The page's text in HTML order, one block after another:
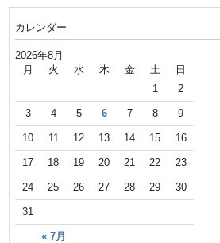
カレンダー
2026年8月
月 火 水 木 金 土 日
« 7月
1 2
3 4 5 6 7 8 9
10 11 12 13 14 15 16
17 18 19 20 21 22 23
24 25 26 27 28 29 30
31